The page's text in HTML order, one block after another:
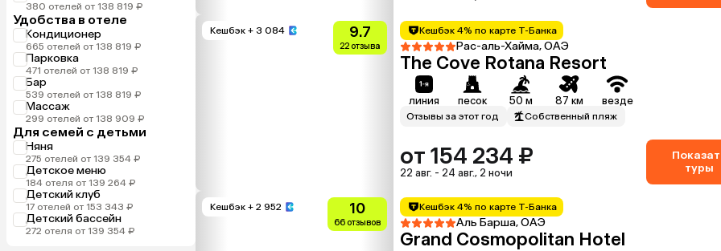
380 отелей от 138 819 ₽
Удобства в отеле
Кондиционер
665 отелей от 138 819 ₽
Парковка
471 отелей от 138 819 ₽
Бар
539 отелей от 138 819 ₽
Массаж
299 отелей от 138 909 ₽
Для семей с детьми
Няня
275 отелей от 139 354 ₽
Детское меню
184 отеля от 139 264 ₽
Детский клуб
17 отелей от 153 343 ₽
Детский бассейн
272 отеля от 139 354 ₽
Кешбэк + 3 084 9.7
22 отзыва
Кешбэк 4% по карте Т-Банка
Рас-аль-Хайма, ОАЭ
The Cove Rotana Resort
линия песок 50 м 87 км везде
Отзывы за этот год Собственный пляж
от 154 234 ₽
22 авг. - 24 авг., 2 ночи
туры
Кешбэк + 2 952 10
66 отзывов
Кешбэк 4% по карте Т-Банка
Аль Барша, ОАЭ
Grand Cosmopolitan Hotel